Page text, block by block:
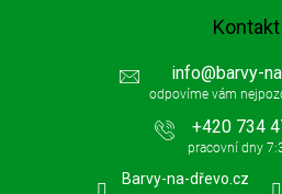
Kontakt
info@barvy-
+420 734
Barvy-na-dřevo.cz